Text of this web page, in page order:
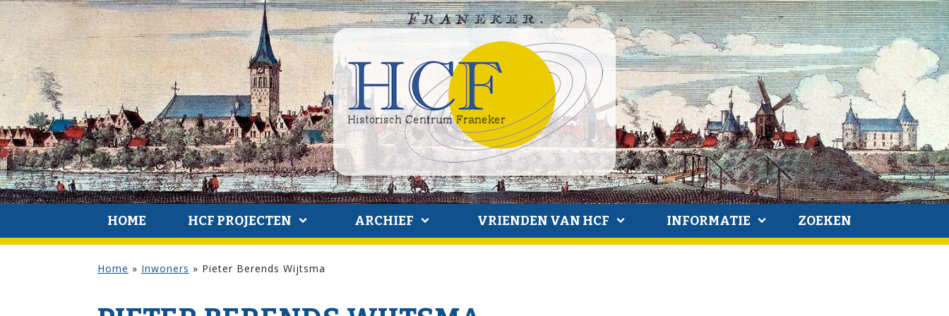
HOME HCF PROJECTEN ARCHIEF VRIENDEN VAN HCF INFORMATIE ZOEKEN
Home » Inwoners » Pieter Berends Wijtsma